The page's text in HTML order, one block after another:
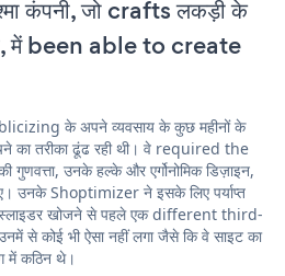
कंपनी, जो crafts लकड़ी के
है, में been able to create
के अपने व्यवसाय के कुछ महीनों के
का तरीका ढूंढ रही थी। वे required the
उनके हल्के और एर्गोनोमिक डिज़ाइन,
उनके Shoptimizer ने इसके लिए पर्याप्त
स्लाइडर खोजने से पहले एक different third-
से कोई भी ऐसा नहीं लगा जैसे कि वे साइट का
में कठिन थे।